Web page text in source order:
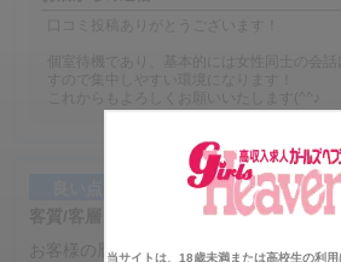
当サイトは、18歳未満または高校生の利用
個室待機であり、基本的には女性同士の会話
お客様の層は、結構いい方だと思います